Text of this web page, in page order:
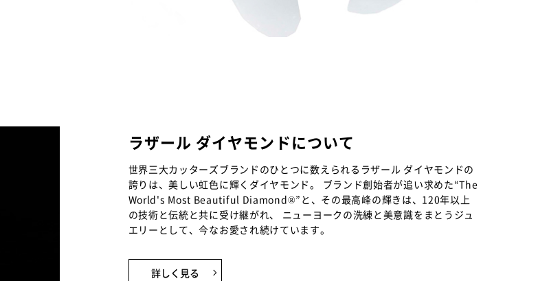
ラザール ダイヤモンドについて
世界三大カッターズブランドのひとつに数えられるラザール ダイヤモンドの
誇りは、美しい虹色に輝くダイヤモンド。 ブランド創始者が追い求めた“The
World's Most Beautiful Diamond®”と、その最高峰の輝きは、120年以上
の技術と伝統と共に受け継がれ、 ニューヨークの洗練と美意識をまとうジュ
エリーとして、今なお愛され続けています。
詳しく見る